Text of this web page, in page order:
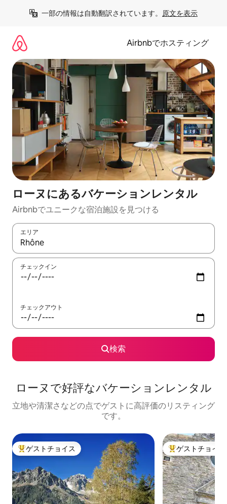
一部の情報は自動翻訳されています。 原文を表示
Airbnbでホスティング
ローヌにあるバケーションレンタル
Airbnbでユニークな宿泊施設を見つける
エリア
検索結果が表示されたら、上下の矢印キーを使って移動するか
チェックイン
チェックアウト
検索
ローヌで好評なバケーションレンタル
立地や清潔さなどの点でゲストに高評価のリスティング
です。
大好評のゲストチョイスです。
ゲストチョイス 大好評のゲスト
ゲストチョイス